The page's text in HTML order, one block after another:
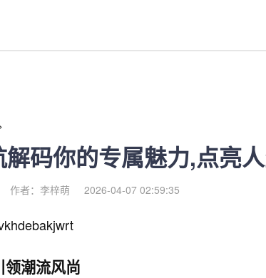
解码你的专属魅力,点亮
作者：李梓萌 2026-04-07 02:59:35
领潮流风尚